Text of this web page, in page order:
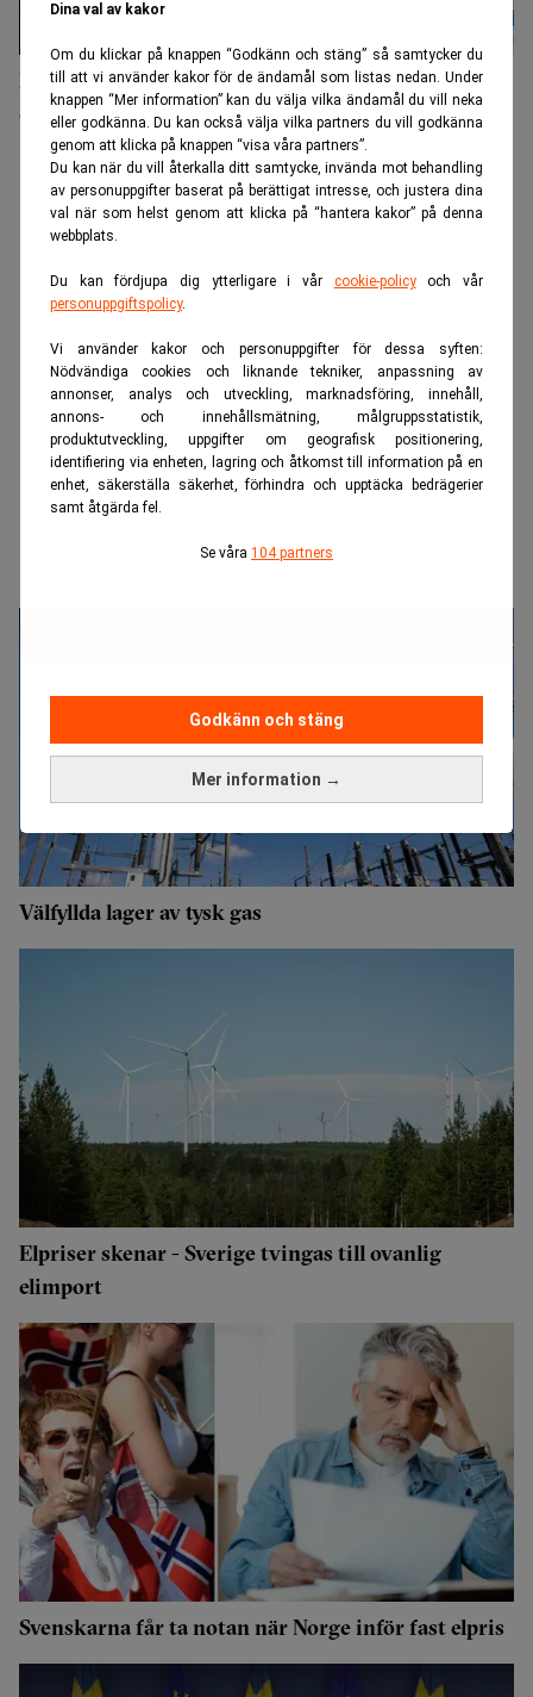
Dina val av kakor
Om du klickar på knappen “Godkänn och stäng” så samtycker du
till att vi använder kakor för de ändamål som listas nedan. Under
knappen “Mer information” kan du välja vilka ändamål du vill neka
eller godkänna. Du kan också välja vilka partners du vill godkänna
genom att klicka på knappen “visa våra partners”.
Du kan när du vill återkalla ditt samtycke, invända mot behandling
av personuppgifter baserat på berättigat intresse, och justera dina
val när som helst genom att klicka på “hantera kakor” på denna
webbplats.
Du kan fördjupa dig ytterligare i vår cookie-policyoch vår
personuppgiftspolicy.
Vi använder kakor och personuppgifter för dessa syften:
Nödvändiga cookies och liknande tekniker, anpassning av
annonser, analys och utveckling, marknadsföring, innehåll,
annons- och innehållsmätning, målgruppsstatistik,
produktutveckling, uppgifter om geografisk positionering,
identifiering via enheten, lagring och åtkomst till information på en
enhet, säkerställa säkerhet, förhindra och upptäcka bedrägerier
samt åtgärda fel.
Se våra 104 partners
Mer information →
Godkänn och stäng
Elpriset kan skjuta i höjden – grannen kan vara
orsaken
ANNONS
Välfyllda lager av tysk gas
Elpriser skenar - Sverige tvingas till ovanlig
elimport
Svenskarna får ta notan när Norge inför fast elpris